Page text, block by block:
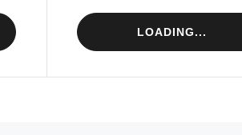
LOADING...